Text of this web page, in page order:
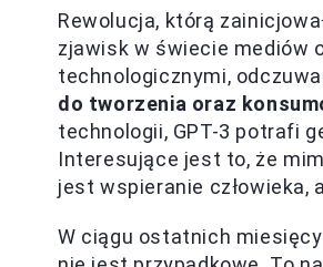
Rewolucja, którą
zjawisk w świecie mediów
technologicznymi,
do tworzenia oraz
technologii, GPT-3 potrafi
Interesujące jest to, że
jest wspieranie człowieka,
W ciągu ostatnich